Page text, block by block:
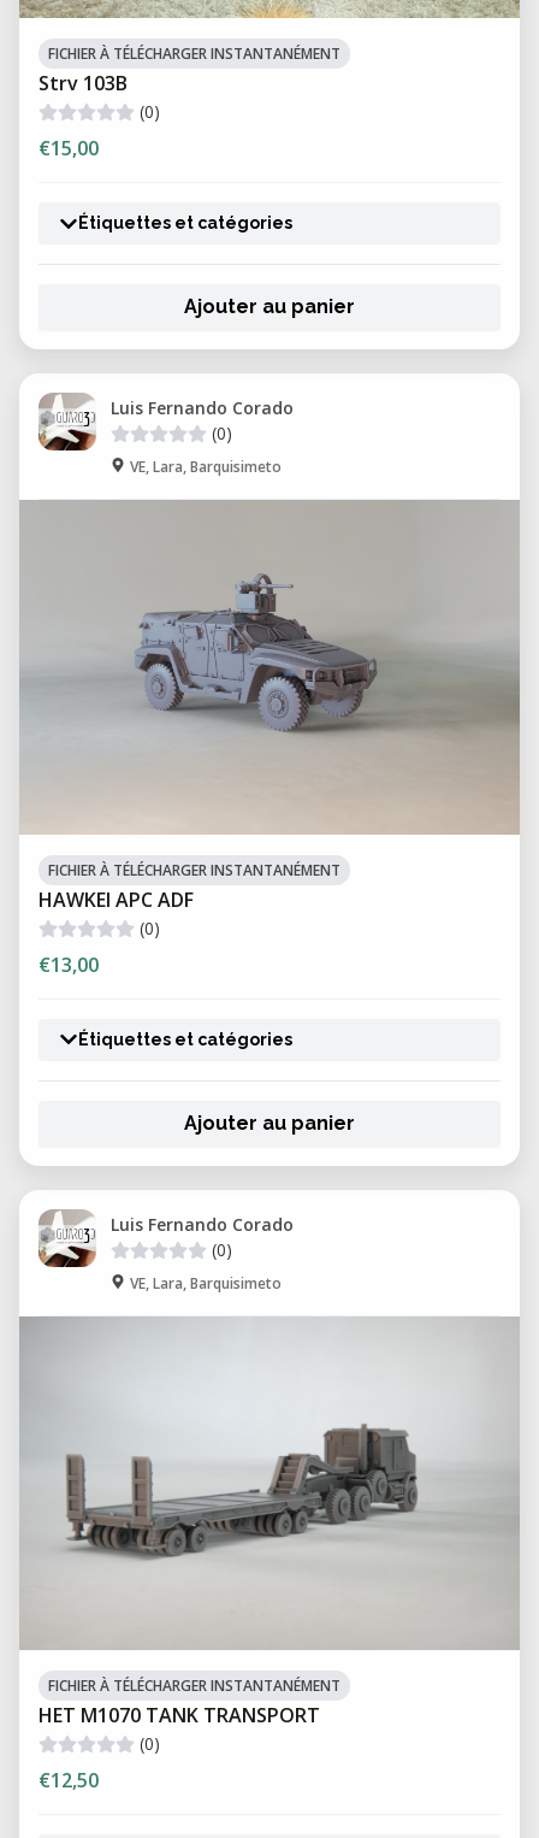
FICHIER À TÉLÉCHARGER INSTANTANÉMENT
Strv 103B
(0)
€15,00
Étiquettes et catégories
Ajouter au panier
Luis Fernando Corado
(0)
VE, Lara, Barquisimeto
FICHIER À TÉLÉCHARGER INSTANTANÉMENT
HAWKEI APC ADF
(0)
€13,00
Étiquettes et catégories
Ajouter au panier
Luis Fernando Corado
(0)
VE, Lara, Barquisimeto
FICHIER À TÉLÉCHARGER INSTANTANÉMENT
HET M1070 TANK TRANSPORT
(0)
€12,50